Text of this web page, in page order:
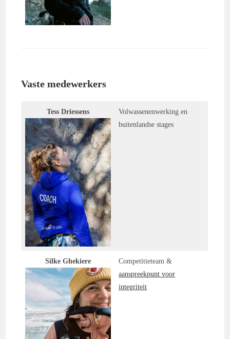
Vaste medewerkers
Tess Driessens
Volwassenenwerking en
buitenlandse stages
Silke Ghekiere
Competitieteam &
aanspreekpunt voor
integriteit